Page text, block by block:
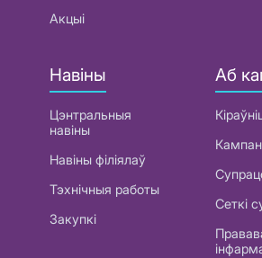
Акцыі
Навіны
Цэнтральныя
навіны
Навіны філіялаў
Тэхнічныя работы
Закупкі
Аб
Сеткі